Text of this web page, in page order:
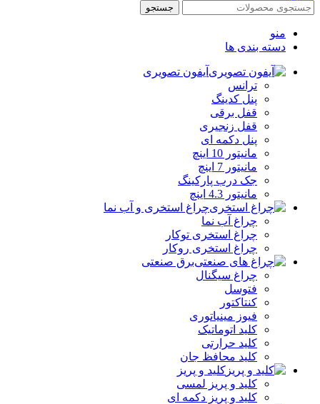
جستجو
منو
دسته بندی ها
آیفون تصویری
ترانس
پنل کدینگ
قفل برقی
قفل زنجیری
پنل دکمه‌ ای
مانیتور 10 اینچ
مانیتور 7 اینچ
جک درب پارکینگ
مانیتور 4.3 اینچ
چراغ استخری و آب نما
چراغ آب نما
چراغ استخری توکار
چراغ استخری روکار
برق صنعتی
چراغ سیگنال
فتوسل
کنتاکتور
فیوز مینیاتوری
کلید اتوماتیک
کلید حرارتی
کلید محافظ جان
کلید و پریز
کلید و پریز لمسی
کلید و پریز دکمه‌ ای